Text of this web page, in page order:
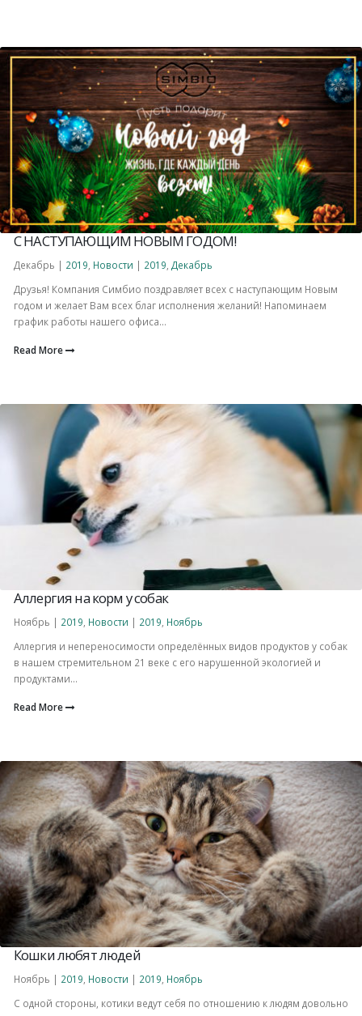
С НАСТУПАЮЩИМ НОВЫМ ГОДОМ!
Декабрь | 2019 Новости | 2019 Декабрь
Друзья! Компания Симбио поздравляет всех с наступающим Новым
годом и желает Вам всех благ исполнения желаний! Напоминаем
график работы нашего офиса...
Read More
Аллергия на корм у собак
Ноябрь | 2019 Новости | 2019 Ноябрь
Аллергия и непереносимости определённых видов продуктов у собак
в нашем стремительном 21 веке с его нарушенной экологией и
продуктами...
Read More
Кошки любят людей
Ноябрь | 2019 Новости | 2019 Ноябрь
С одной стороны, котики ведут себя по отношению к людям довольно